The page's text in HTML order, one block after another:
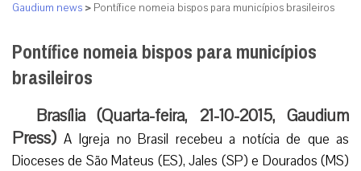
Gaudium news > Pontífice nomeia bispos para municípios brasileiros
Pontífice nomeia bispos para municípios
brasileiros
Brasília (Quarta-feira, 21-10-2015, Gaudium
Press) A Igreja no Brasil recebeu a notícia de que as
Dioceses de São Mateus (ES), Jales (SP) e Dourados (MS)